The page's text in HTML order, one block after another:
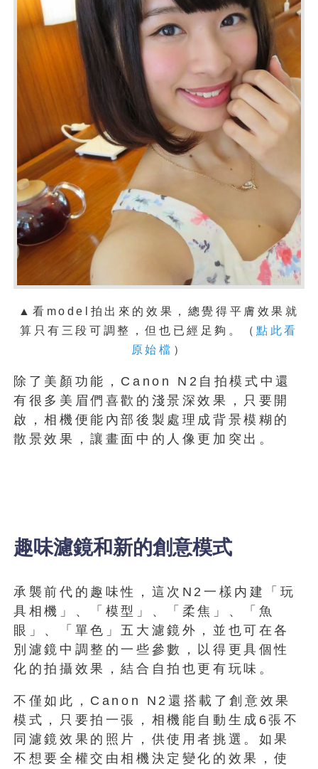
▲看model拍出來的效果，總覺得平膚效果就
算只有三段可調整，但也已經足夠。（點此看
原始檔 ）
除了美顏功能，Canon N2自拍模式中還
有很多美眉們喜歡的淺景深效果，只要開
啟，相機便能內部後製處理成背景模糊的
散景效果，讓畫面中的人像更加突出。
趣味濾鏡和新的創意模式
承襲前代的趣味性，這次N2一樣内建「玩
具相機」、「模型」、「柔焦」、「魚
眼」、「單色」五大濾鏡外，並也可在各
別濾鏡中調整的一些參數，以得更具個性
化的拍攝效果，結合自拍也更有玩味。
不僅如此，Canon N2還搭載了創意效果
模式，只要拍一張，相機能自動生成6張不
同濾鏡效果的照片，供使用者挑選。如果
不想要全權交由相機決定變化的效果，使